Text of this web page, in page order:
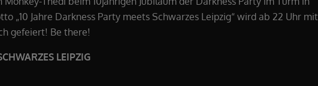
„10 Jahre Darkness Party meets Schwarzes Leipzig“ wird ab 22 Uhr mit
gefeiert! Be there!
LEIPZIG